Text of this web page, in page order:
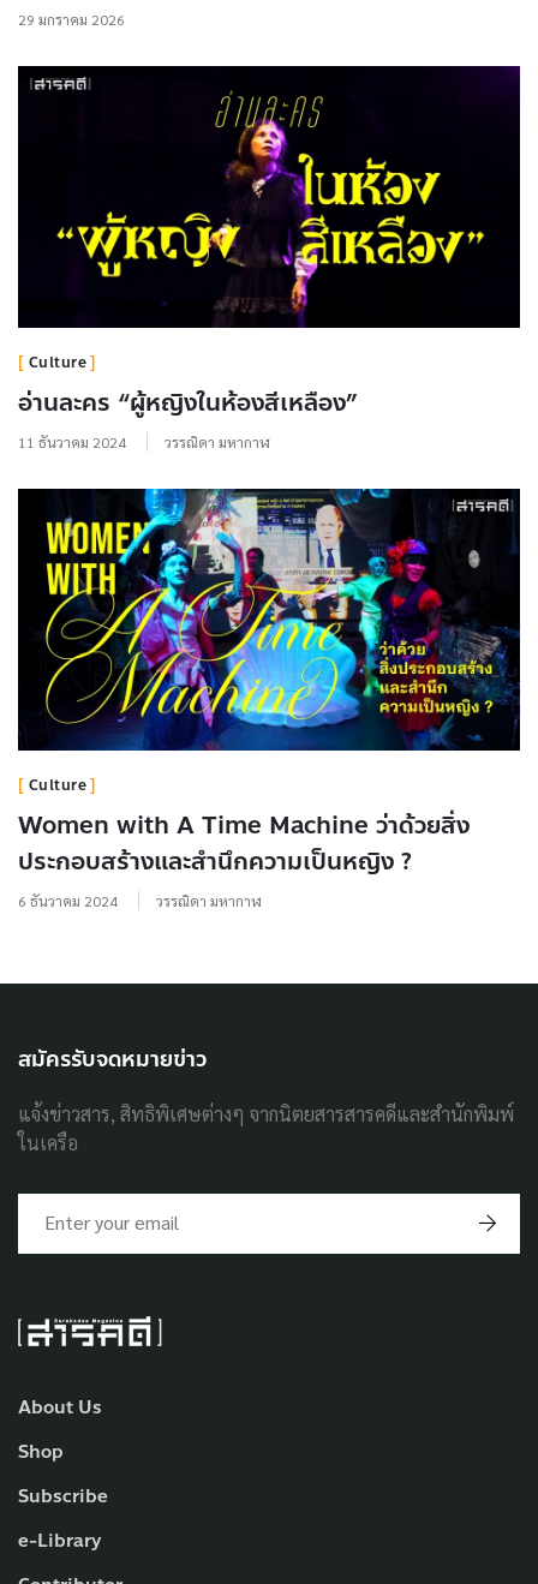
29 มกราคม 2026
Culture
อ่านละคร “ผู้หญิงในห้องสีเหลือง”
11 ธันวาคม 2024 วรรณิดา มหากาฬ
Culture
Women with A Time Machine ว่าด้วยสิ่ง
ประกอบสร้างและสำนึกความเป็นหญิง ?
6 ธันวาคม 2024 วรรณิดา มหากาฬ
About Us
Shop
Subscribe
e-Library
สมัครรับจดหมายข่าว
แจ้งข่าวสาร, สิทธิพิเศษต่างๆ จากนิตยสารสารคดีและสำนักพิมพ์
ในเครือ